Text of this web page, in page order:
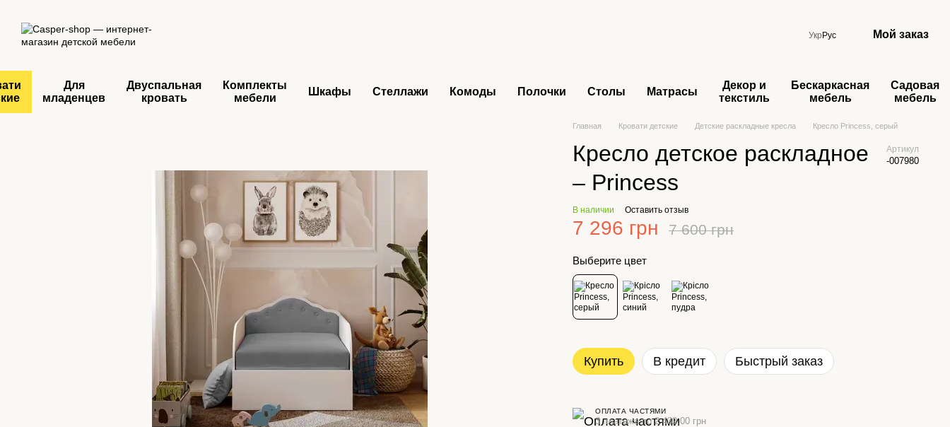
Укр Рус Мой заказ
Для
младенцев
Двуспальная
кровать
Комплекты
мебели
Шкафы Стеллажи Комоды Полочки Столы Матрасы
Декор и
текстиль
Бескаркасная
мебель
Садовая
мебель
Главная Кровати детские Детские раскладные кресла Кресло Princess, серый
Кресло детское раскладное
– Princess
Артикул
-007980
В наличии Оставить отзыв
7 296 грн 7 600 грн
Выберите цвет
Купить В кредит Быстрый заказ
ОПЛАТА ЧАСТЯМИ
3 платежа по 2 432.00 грн